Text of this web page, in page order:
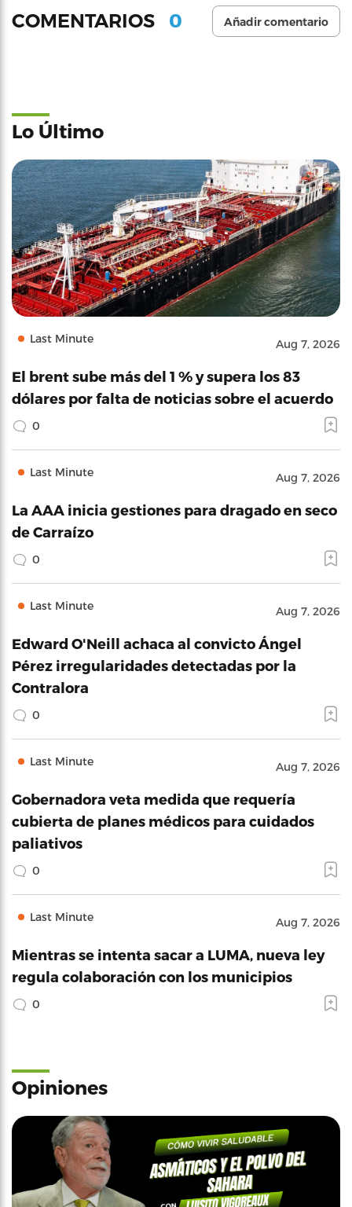
COMENTARIOS 0 Añadir comentario
Lo Último
Last Minute Aug 7, 2026
El brent sube más del 1 % y supera los 83
dólares por falta de noticias sobre el acuerdo
0
Last Minute Aug 7, 2026
La AAA inicia gestiones para dragado en seco
de Carraízo
0
Last Minute Aug 7, 2026
Edward O'Neill achaca al convicto Ángel
Pérez irregularidades detectadas por la
Contralora
0
Last Minute Aug 7, 2026
Gobernadora veta medida que requería
cubierta de planes médicos para cuidados
paliativos
0
Last Minute Aug 7, 2026
Mientras se intenta sacar a LUMA, nueva ley
regula colaboración con los municipios
0
Opiniones